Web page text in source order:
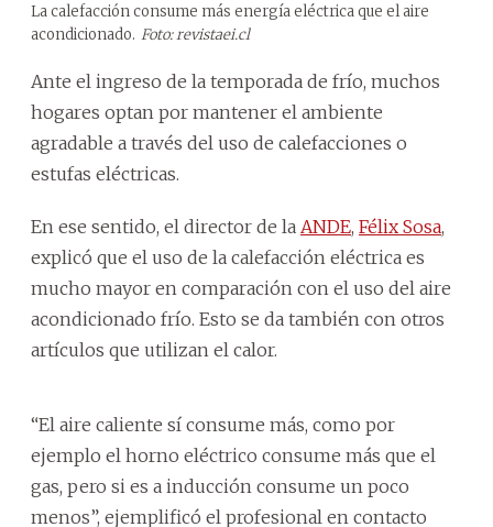
La calefacción consume más energía eléctrica que el aire
acondicionado. Foto: revistaei.cl
Ante el ingreso de la temporada de frío, muchos
hogares optan por mantener el ambiente
agradable a través del uso de calefacciones o
estufas eléctricas.
En ese sentido, el director de la ANDE, Félix Sosa,
explicó que el uso de la calefacción eléctrica es
mucho mayor en comparación con el uso del aire
acondicionado frío. Esto se da también con otros
artículos que utilizan el calor.
“El aire caliente sí consume más, como por
ejemplo el horno eléctrico consume más que el
gas, pero si es a inducción consume un poco
menos”, ejemplificó el profesional en contacto